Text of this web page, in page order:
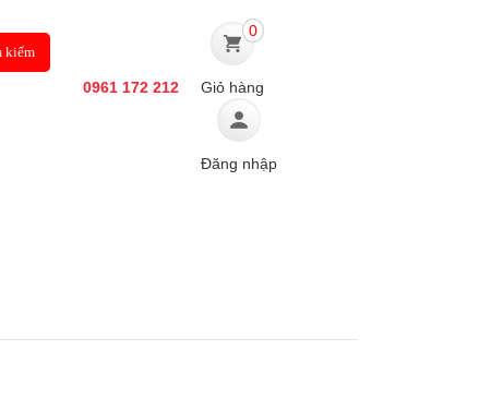
0961 172 212
0
Giỏ hàng
Đăng nhập